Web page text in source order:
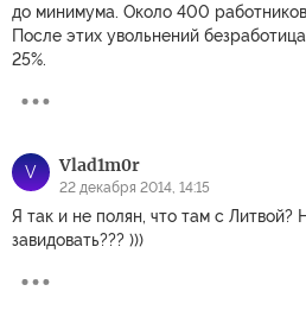
до минимума. Около 400
После этих увольнений
25%.
V Vlad1m0r
22 декабря 2014, 14:15
Я так и не полян, что там с
завидовать??? )))